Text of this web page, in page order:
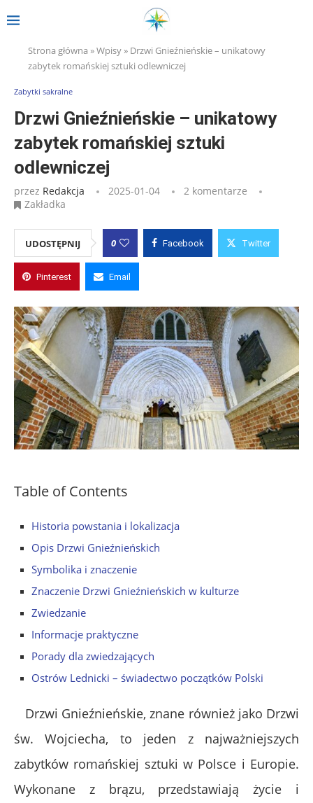
Strona główna »Wpisy» Drzwi Gnieźnieńskie – unikatowy
zabytek romańskiej sztuki odlewniczej
Zabytki sakralne
Drzwi Gnieźnieńskie – unikatowy
zabytek romańskiej sztuki
odlewniczej
przez Redakcja 2025-01-04
2 komentarze
Zakładka
UDOSTĘPNIJ 0 Facebook Twitter
Pinterest Email
Table of Contents
Historia powstania i lokalizacja
Opis Drzwi Gnieźnieńskich
Symbolika i znaczenie
Znaczenie Drzwi Gnieźnieńskich w kulturze
Zwiedzanie
Informacje praktyczne
Porady dla zwiedzających
Ostrów Lednicki – świadectwo początków Polski
Drzwi Gnieźnieńskie, znane również jako Drzwi
św. Wojciecha, to jeden z najważniejszych
zabytków romańskiej sztuki w Polsce i Europie.
Wykonane z brązu, przedstawiają życie i